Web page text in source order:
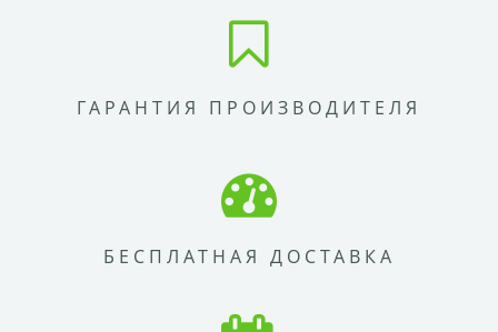
ГАРАНТИЯ ПРОИЗВОДИТЕЛЯ
БЕСПЛАТНАЯ ДОСТАВКА